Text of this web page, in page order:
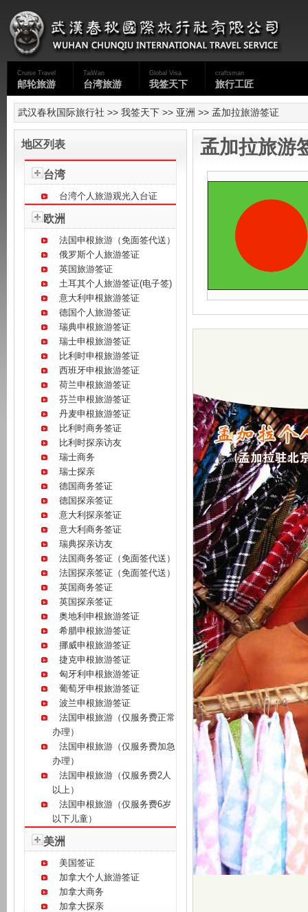
Cruise Travel
邮轮旅游
TaiWan
台湾旅游
Global Visa
我签天下
craftsman
旅行工匠
武汉春秋国际旅行社 >> 我签天下 >> 亚洲 >> 孟加拉旅游签证
地区列表
台湾
台湾个人旅游观光入台证
欧洲
法国申根旅游（免面签代送）
俄罗斯个人旅游签证
英国旅游签证
土耳其个人旅游签证(电子签)
意大利申根旅游签证
德国个人旅游签证
瑞典申根旅游签证
瑞士申根旅游签证
比利时申根旅游签证
西班牙申根旅游签证
荷兰申根旅游签证
芬兰申根旅游签证
丹麦申根旅游签证
比利时商务签证
比利时探亲访友
瑞士商务
瑞士探亲
德国商务签证
德国探亲签证
意大利探亲签证
意大利商务签证
瑞典探亲访友
法国商务签证（免面签代送）
法国探亲签证（免面签代送）
英国商务签证
英国探亲签证
奥地利申根旅游签证
希腊申根旅游签证
挪威申根旅游签证
捷克申根旅游签证
匈牙利申根旅游签证
葡萄牙申根旅游签证
波兰申根旅游签证
法国申根旅游（仅服务费正常
办理）
法国申根旅游（仅服务费加急
办理）
法国申根旅游（仅服务费2人
以上）
法国申根旅游（仅服务费6岁
以下儿童）
美洲
美国签证
加拿大个人旅游签证
加拿大商务
加拿大探亲
孟加拉旅游